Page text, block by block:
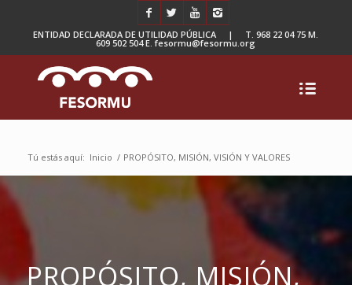
ENTIDAD DECLARADA DE UTILIDAD PÚBLICA | T. 968 22 04 75 M.
609 502 504 E. fesormu@fesormu.org
Tú estás aquí: Inicio / PROPÓSITO, MISIÓN, VISIÓN Y VALORES
PROPÓSITO, MISIÓN,